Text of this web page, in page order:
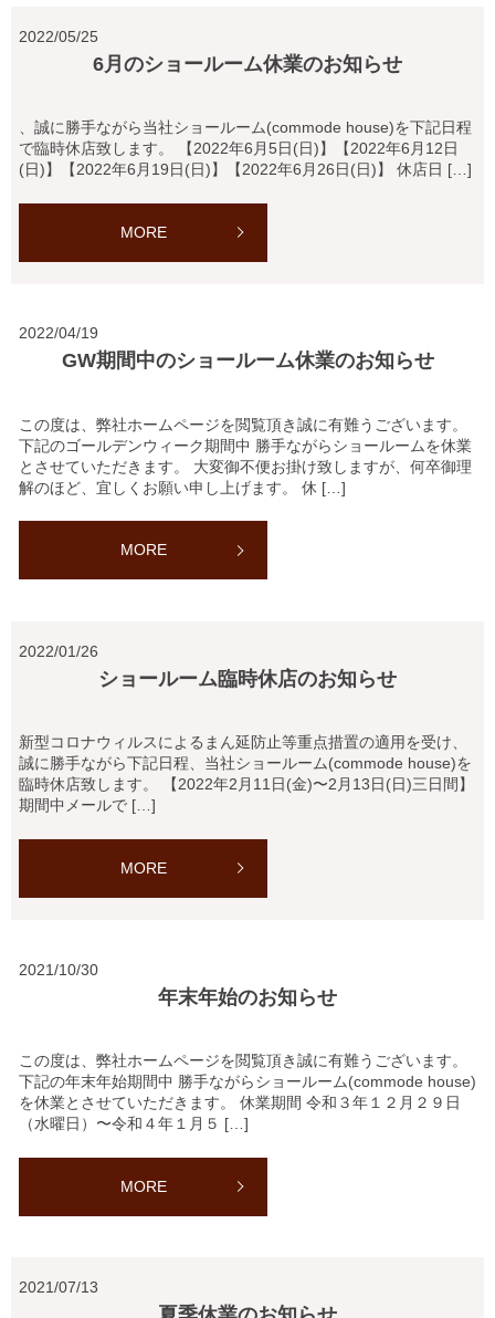
2022/05/25
6月のショールーム休業のお知らせ
、誠に勝手ながら当社ショールーム(commode house)を下記日程
で臨時休店致します。 【2022年6月5日(日)】【2022年6月12日
(日)】【2022年6月19日(日)】【2022年6月26日(日)】 休店日 […]
MORE
2022/04/19
GW期間中のショールーム休業のお知らせ
この度は、弊社ホームページを閲覧頂き誠に有難うございます。
下記のゴールデンウィーク期間中 勝手ながらショールームを休業
とさせていただきます。 大変御不便お掛け致しますが、何卒御理
解のほど、宜しくお願い申し上げます。 休 […]
MORE
2022/01/26
ショールーム臨時休店のお知らせ
新型コロナウィルスによるまん延防止等重点措置の適用を受け、
誠に勝手ながら下記日程、当社ショールーム(commode house)を
臨時休店致します。 【2022年2月11日(金)〜2月13日(日)三日間】
期間中メールで […]
MORE
2021/10/30
年末年始のお知らせ
この度は、弊社ホームページを閲覧頂き誠に有難うございます。
下記の年末年始期間中 勝手ながらショールーム(commode house)
を休業とさせていただきます。 休業期間 令和３年１２月２９日
（水曜日）〜令和４年１月５ […]
MORE
2021/07/13